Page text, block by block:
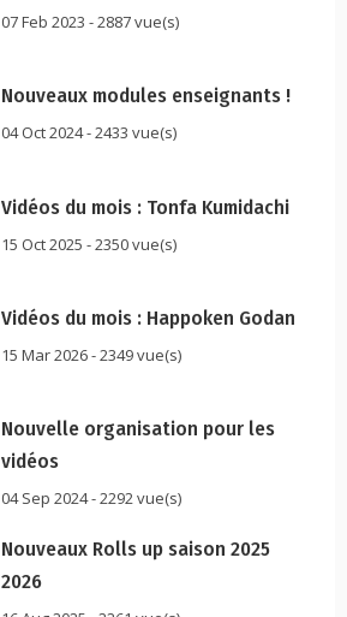
07 Feb 2023 - 2887 vue(s)
Nouveaux modules enseignants !
04 Oct 2024 - 2433 vue(s)
Vidéos du mois : Tonfa Kumidachi
15 Oct 2025 - 2350 vue(s)
Vidéos du mois : Happoken Godan
15 Mar 2026 - 2349 vue(s)
Nouvelle organisation pour les
vidéos
04 Sep 2024 - 2292 vue(s)
Nouveaux Rolls up saison 2025
2026